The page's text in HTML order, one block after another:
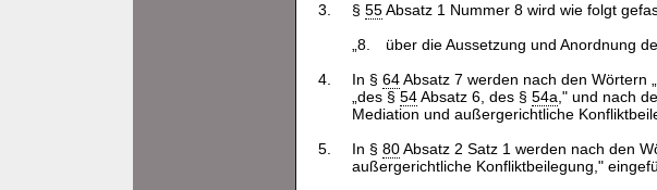
3.
§ 55Absatz 1 Nummer 8 wird wie folgt
„8.
über die Aussetzung und Anordnung
4.
In § 64Absatz 7 werden nach den Wörtern
„des § 54Absatz 6, des § 54a ," und nach
Mediation und außergerichtliche
5.
In § 80Absatz 2 Satz 1 werden nach den
außergerichtliche Konfliktbeilegung,"